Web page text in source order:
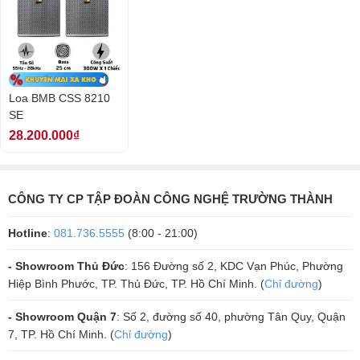
Âm thanh sống động, mạnh mẽ
- Loa BMB CSS 8210 SE với công suất mạnh mẽ nên tới 2000W cùng
với dải tần số là 50 Hz đến 20 kHz giúp thiết bị có thể hoạt động ổn
Loa BMB CSS 8210
SE
28.200.000₫
CÔNG TY CP TẬP ĐOÀN CÔNG NGHỆ TRƯỜNG THÀNH
Hotline: 081.736.5555 (8:00 - 21:00)
- Showroom Thủ Đức: 156 Đường số 2, KDC Vạn Phúc, Phường
Hiệp Bình Phước, TP. Thủ Đức, TP. Hồ Chí Minh. (Chỉ đường)
- Showroom Quận 7: Số 2, đường số 40, phường Tân Quy, Quận
7, TP. Hồ Chí Minh. (Chỉ đường)